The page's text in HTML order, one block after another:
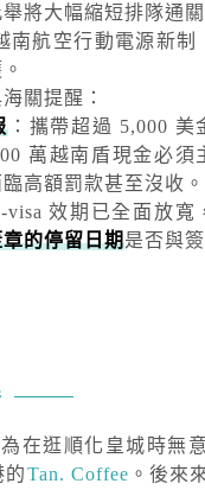
將大幅縮短排隊通關
南航空行動電源新制
關提醒 ：
：攜帶超過 5,000 美
萬越南盾現金必須
高額罰款甚至沒收。
visa 效期已全面放寬
的停留日期是否與
在逛順化皇城時無
的Tan. Coffee 。後來